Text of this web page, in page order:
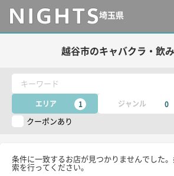
埼玉県
越谷市のキャバクラ・飲
キーワード
エリア 1 ジャンル 0
クーポンあり
条件に一致するお店が見つかりませんでした
索を行ってください。